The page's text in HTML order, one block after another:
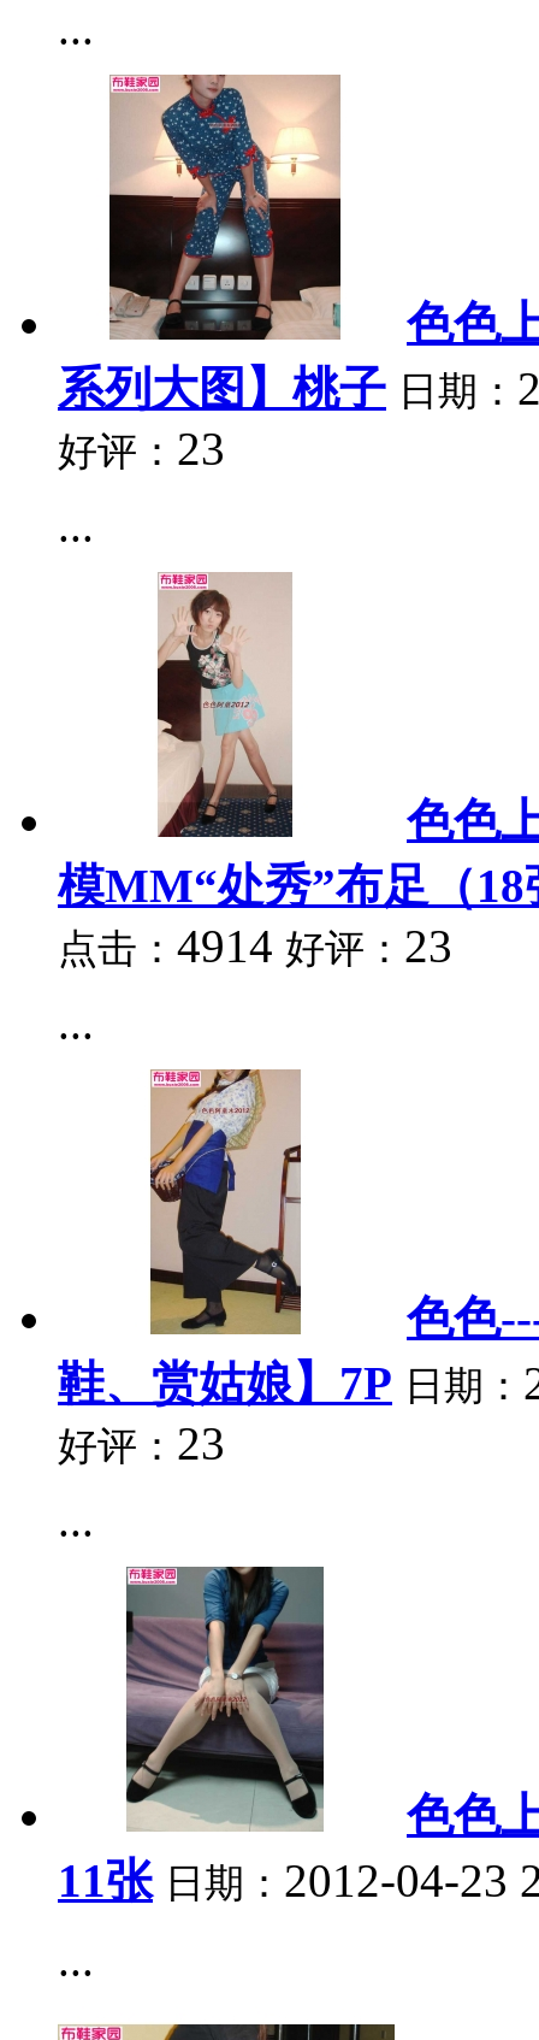
...
色色
系列大图】桃子 日期：
好评： 23
...
色色
模MM“处秀”布足（18
点击： 4914 好评： 23
...
色色
鞋、赏姑娘】7P 日期：
好评： 23
...
色色
11张 日期： 2012-04-23
...